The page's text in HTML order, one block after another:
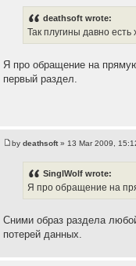
deathsoft wrote:
Так плугины давно есть
Я про обращение на
первый раздел.
bydeathsoft» 13 Mar 2009,
SinglWolf wrote:
Я про обращение на
Сними образ раздела
потерей данных.